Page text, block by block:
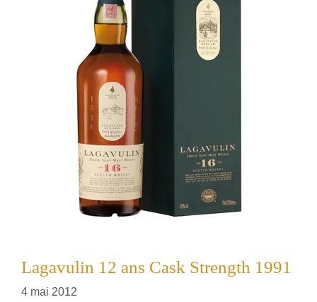
Lagavulin 12 ans Cask Strength 1991
4 mai 2012